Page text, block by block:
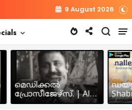
9 August 2026
മെഡിക്കൽ
പ്രോസീജേഴ്സ്‌. | Alex
John